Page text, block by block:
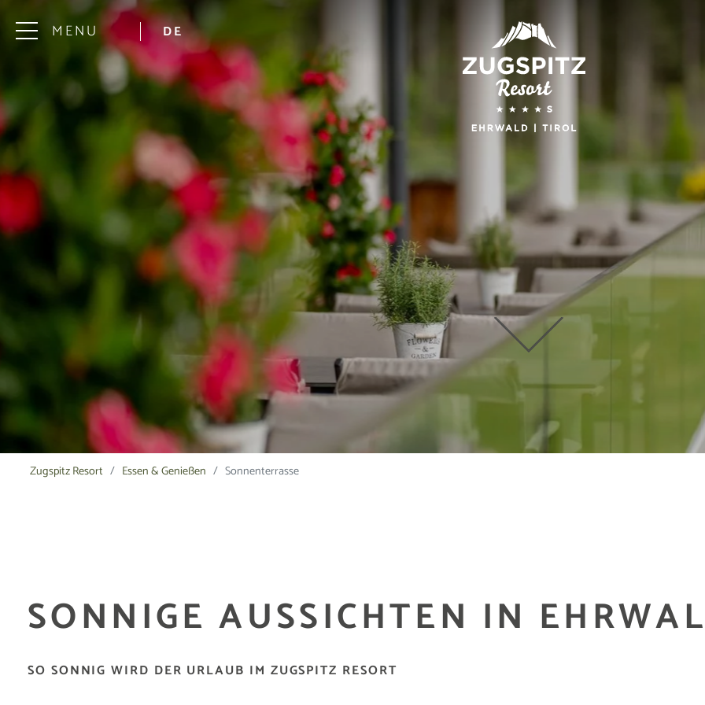
MENU DE
Zugspitz Resort Essen & Genießen Sonnenterrasse
SONNIGE AUSSICHTEN IN
SO SONNIG WIRD DER URLAUB IM ZUGSPITZ RESORT